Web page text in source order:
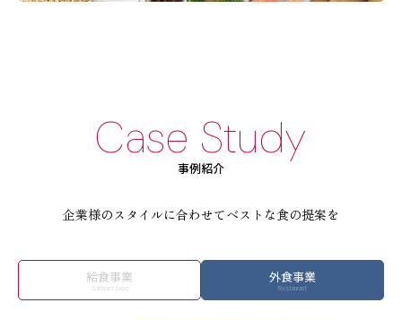
事例紹介
企業様のスタイルに合わせてベストな食の提案を
給食事業 外食事業